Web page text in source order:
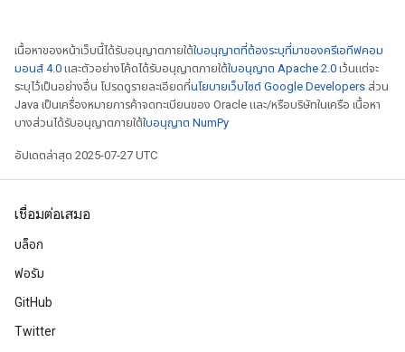
เนื้อหาของหน้าเว็บนี้ได้รับอนุญาตภายใต้ใบอนุญาตที่ต้องระบุที่มาของครีเอทีฟคอม
มอนส์ 4.0 และตัวอย่างโค้ดได้รับอนุญาตภายใต้ใบอนุญาต Apache 2.0 เว้นแต่จะ
ระบุไว้เป็นอย่างอื่น โปรดดูรายละเอียดที่นโยบายเว็บไซต์ Google Developers ส่วน
Java เป็นเครื่องหมายการค้าจดทะเบียนของ Oracle และ/หรือบริษัทในเครือ เนื้อหา
บางส่วนได้รับอนุญาตภายใต้ใบอนุญาต NumPy
อัปเดตล่าสุด 2025-07-27 UTC
เชื่อมต่อเสมอ
บล็อก
ฟอรัม
GitHub
Twitter